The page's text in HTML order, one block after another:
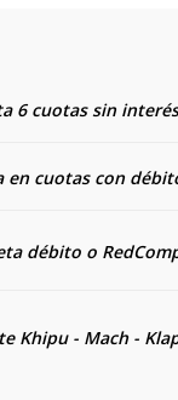
6 cuotas sin interés
en cuotas con
débito o
Khipu - Mach -